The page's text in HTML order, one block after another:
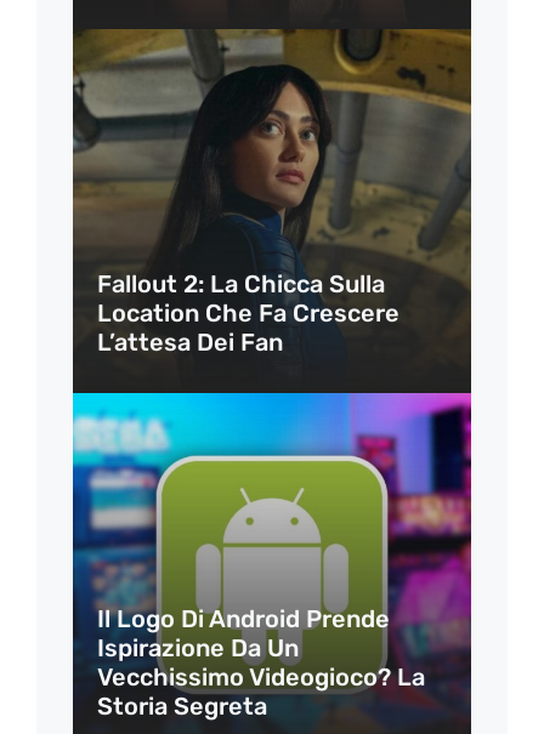
Fallout 2: La Chicca Sulla
Location Che Fa Crescere
L’attesa Dei Fan
Il Logo Di Android Prende
Ispirazione Da Un
Vecchissimo Videogioco? La
Storia Segreta